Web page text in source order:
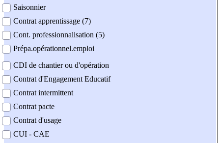
Saisonnier
Contrat apprentissage (7)
Cont. professionnalisation (5)
Prépa.opérationnel.emploi
CDI de chantier ou d'opération
Contrat d'Engagement Educatif
Contrat intermittent
Contrat pacte
Contrat d'usage
CUI - CAE